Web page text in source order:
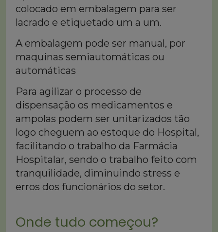
colocado em embalagem para ser
lacrado e etiquetado um a um.
A embalagem pode ser manual, por
maquinas semiautomáticas ou
automáticas
Para agilizar o processo de
dispensação os medicamentos e
ampolas podem ser unitarizados tão
logo cheguem ao estoque do Hospital,
facilitando o trabalho da Farmácia
Hospitalar, sendo o trabalho feito com
tranquilidade, diminuindo stress e
erros dos funcionários do setor.
Onde tudo começou?